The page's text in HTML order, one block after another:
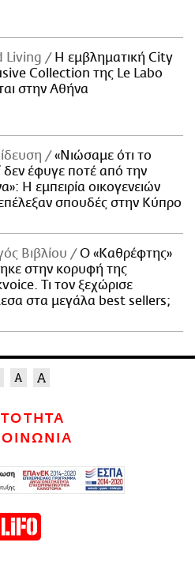
Living
Η εμβληματική City
Collection της Le Labo
στην Αθήνα
«Νιώσαμε ότι το
δεν έφυγε ποτέ από την
Η εμπειρία οικογενειών
σπουδές στην Κύπρο
Βιβλίου
Ο «Καθρέφτης»
στην κορυφή της
Τι τον ξεχώρισε
στα μεγάλα best sellers;